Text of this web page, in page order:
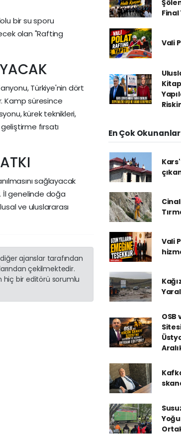
bir su sporu
olan "Rafting
Türkiye'nin dört
Kamp süresince
kürek teknikleri,
fırsatı
sağlayacak
İl genelinde doğa
ve uluslararası
ajanslar tarafından
çekilmektedir.
hiç bir editörü sorumlu
Final
Vali
En Çok Okunanlar
Vali
OSB